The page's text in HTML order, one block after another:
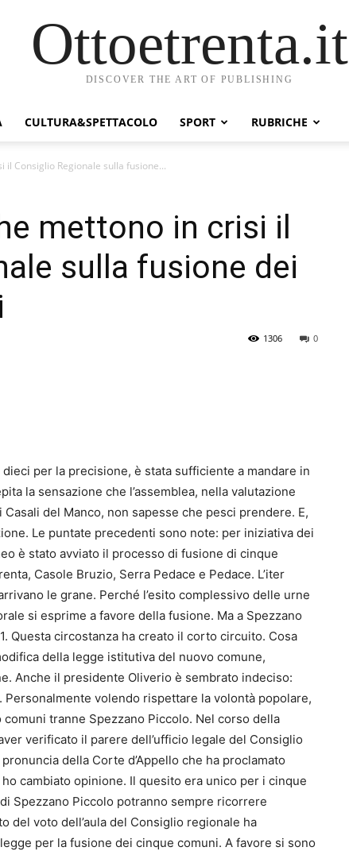
Ottoetrenta.it
DISCOVER THE ART OF PUBLISHING
CULTURA&SPETTACOLO SPORT RUBRICHE
il Consiglio Regionale sulla fusione...
mettono in crisi il
sulla fusione dei
0
1306
dieci per la precisione, è stata sufficiente a mandare in
la sensazione che l’assemblea, nella valutazione
del Manco, non sapesse che pesci prendere. E,
Le puntate precedenti sono note: per iniziativa dei
è stato avviato il processo di fusione di cinque
Casole Bruzio, Serra Pedace e Pedace. L’iter
le grane. Perché l’esito complessivo delle urne
si esprime a favore della fusione. Ma a Spezzano
Questa circostanza ha creato il corto circuito. Cosa
della legge istitutiva del nuovo comune,
Anche il presidente Oliverio è sembrato indeciso:
volendo rispettare la volontà popolare,
tranne Spezzano Piccolo. Nel corso della
verificato il parere dell’ufficio legale del Consiglio
della Corte d’Appello che ha proclamato
cambiato opinione. Il quesito era unico per i cinque
Spezzano Piccolo potranno sempre ricorrere
del voto dell’aula del Consiglio regionale ha
per la fusione dei cinque comuni. A favore si sono